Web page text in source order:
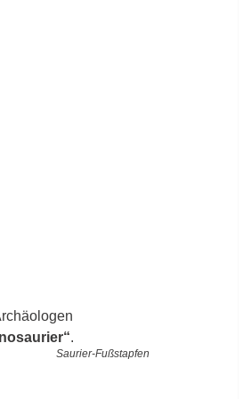
.
Saurier-Fußstapfen